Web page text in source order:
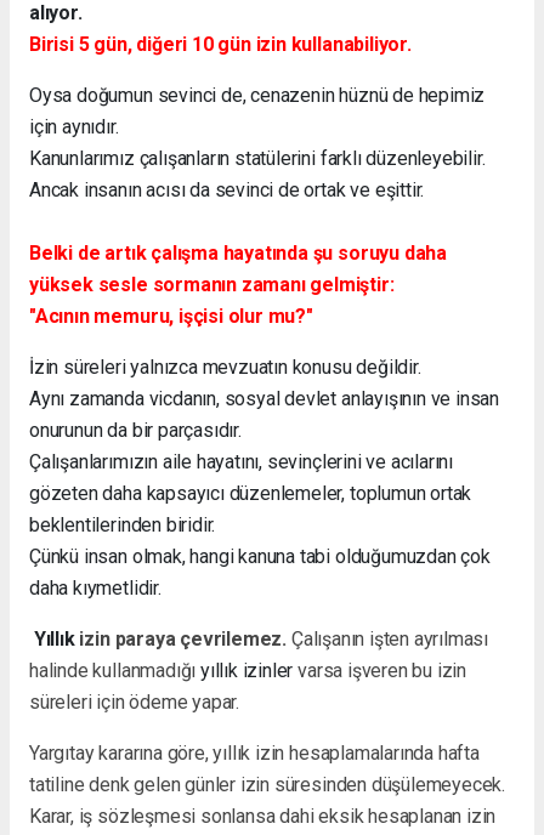
alıyor.
Birisi 5 gün, diğeri 10 gün izin kullanabiliyor.
Oysa doğumun sevinci de, cenazenin hüznü de hepimiz
için aynıdır.
Kanunlarımız çalışanların statülerini farklı düzenleyebilir.
Ancak insanın acısı da sevinci de ortak ve eşittir.
Belki de artık çalışma hayatında şu soruyu daha
yüksek sesle sormanın zamanı gelmiştir:
"Acının memuru, işçisi olur mu?"
İzin süreleri yalnızca mevzuatın konusu değildir.
Aynı zamanda vicdanın, sosyal devlet anlayışının ve insan
onurunun da bir parçasıdır.
Çalışanlarımızın aile hayatını, sevinçlerini ve acılarını
gözeten daha kapsayıcı düzenlemeler, toplumun ortak
beklentilerinden biridir.
Çünkü insan olmak, hangi kanuna tabi olduğumuzdan çok
daha kıymetlidir.
Yıllıkizin paraya çevrilemez. Çalışanın işten ayrılması
halinde kullanmadığı yıllık izinler varsa işveren bu izin
süreleri için ödeme yapar.
Yargıtay kararına göre, yıllık izin hesaplamalarında hafta
tatiline denk gelen günler izin süresinden düşülemeyecek.
Karar, iş sözleşmesi sonlansa dahi eksik hesaplanan izin